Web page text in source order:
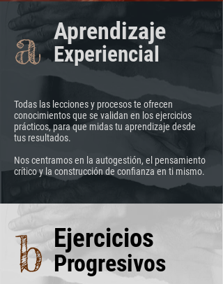
Solo tú puedes aprender,
pero aquí no aprendes solo
a Aprendizaje
Experiencial
Todas las lecciones y procesos te ofrecen
conocimientos que se validan en los ejercicios
prácticos, para que midas tu aprendizaje desde
tus resultados.
Nos centramos en la autogestión, el pensamiento
crítico y la construcción de confianza en ti mismo.
b Ejercicios
Progresivos